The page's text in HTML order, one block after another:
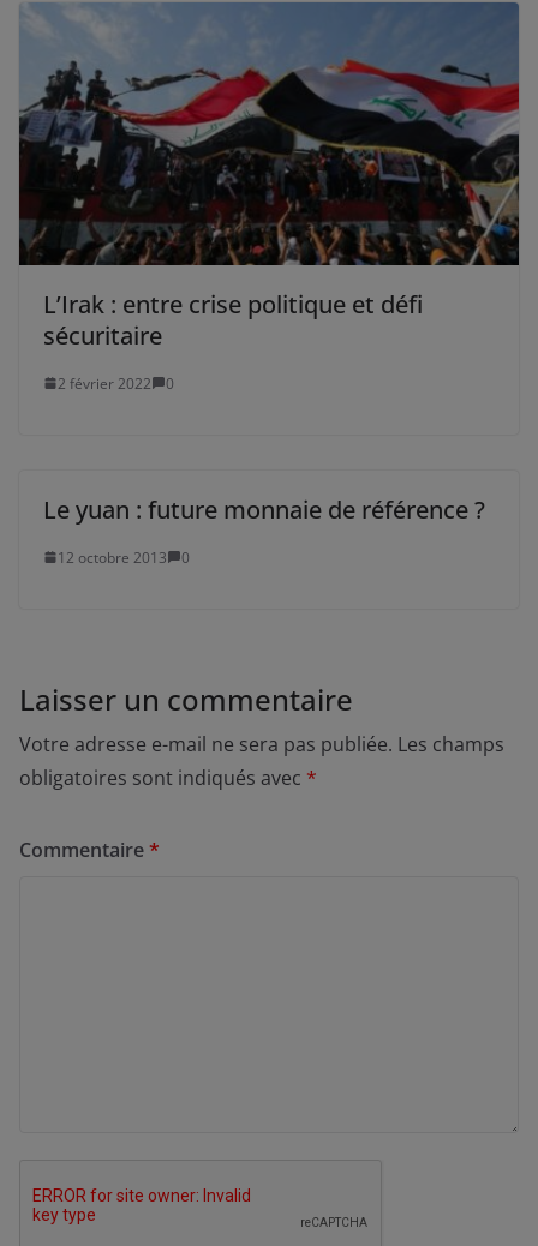
L’Irak : entre crise politique et défi
sécuritaire
2 février 2022 0
Le yuan : future monnaie de référence ?
12 octobre 2013 0
Laisser un commentaire
Votre adresse e-mail ne sera pas publiée. Les champs
obligatoires sont indiqués avec *
Commentaire*